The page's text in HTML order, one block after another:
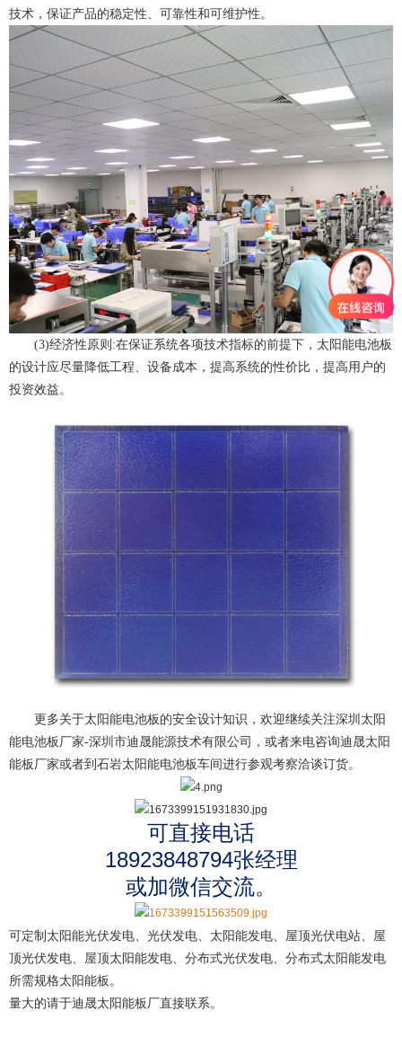
技术，保证产品的稳定性、可靠性和可维护性。
(3)经济性原则:在保证系统各项技术指标的前提下， 太阳能电池板
的设计应尽量降低工程、设备成本，提高系统的性价比，提高用户的
投资效益。
更多关于太阳能电池板 的安全设计知识，欢迎继续关注深圳太阳
能电池板厂家-深圳市迪晟能源技术有限公司
，或者来电咨询迪晟太阳
能板厂家或者到石岩太阳能电池板车间进行参观考察洽谈订货。
可直接电话
18923848794张经理
或加微信交流。
可定制太阳能光伏发电、光伏发电、太阳能发电、屋顶光伏电站、屋
顶光伏发电、屋顶太阳能发电、分布式光伏发电、分布式太阳能发电
所需规格太阳能板。
量大的请于迪晟太阳能板厂直接联系。